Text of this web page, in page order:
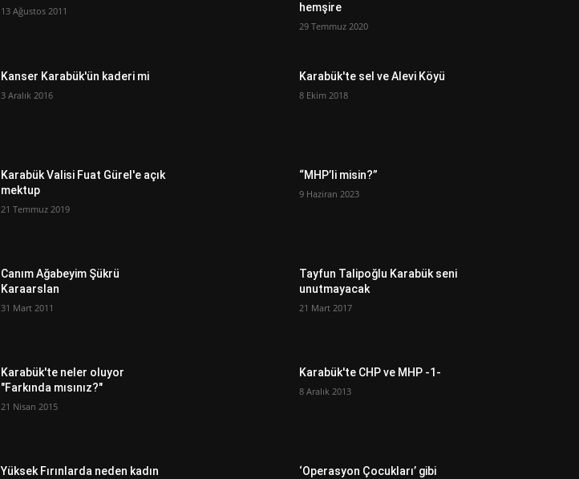
13 Ağustos 2011
Kanser Karabük'ün kaderi mi
3 Aralık 2016
Karabük Valisi Fuat Gürel'e açık
mektup
21 Temmuz 2019
Canım Ağabeyim Şükrü
Karaarslan
31 Mart 2011
Karabük'te neler oluyor
"Farkında mısınız?"
21 Nisan 2015
Yüksek Fırınlarda neden kadın
hemşire
29 Temmuz 2020
Karabük'te sel ve Alevi Köyü
8 Ekim 2018
“MHP’li misin?”
9 Haziran 2023
Tayfun Talipoğlu Karabük seni
unutmayacak
21 Mart 2017
Karabük'te CHP ve MHP -1-
8 Aralık 2013
‘Operasyon Çocukları’ gibi